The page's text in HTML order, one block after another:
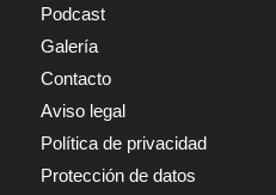
Podcast
Galería
Contacto
Aviso legal
Política de privacidad
Protección de datos